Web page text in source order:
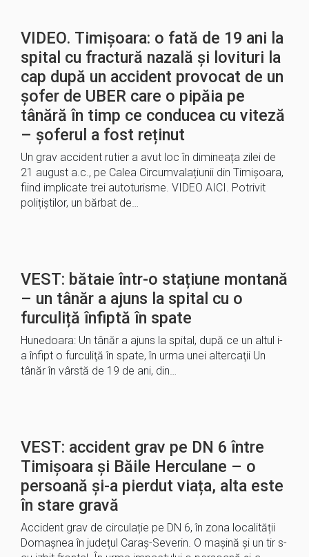
VIDEO. Timișoara: o fată de 19 ani la
spital cu fractură nazală și lovituri la
cap după un accident provocat de un
șofer de UBER care o pipăia pe
tânără în timp ce conducea cu viteză
– șoferul a fost reținut
Un grav accident rutier a avut loc în dimineața zilei de
21 august a.c., pe Calea Circumvalațiunii din Timișoara,
fiind implicate trei autoturisme. VIDEO AICI. Potrivit
polițiștilor, un bărbat de…
VEST: bătaie într-o stațiune montană
– un tânăr a ajuns la spital cu o
furculiță înfiptă în spate
Hunedoara: Un tânăr a ajuns la spital, după ce un altul i-
a înfipt o furculiţă în spate, în urma unei altercaţii Un
tânăr în vârstă de 19 de ani, din…
VEST: accident grav pe DN 6 între
Timișoara și Băile Herculane – o
persoană și-a pierdut viața, alta este
în stare gravă
Accident grav de circulație pe DN 6, în zona localității
Domașnea în județul Caraș-Severin. O mașină și un tir s-